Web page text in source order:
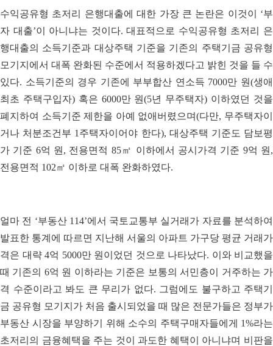
수익공유형 초저리 은행대출에 대한 가장 큰 논란은 이것이 ‘부
자 대출’이 아니냐는 것이다. 대표적으로 수익공유형 초저리 은
행대출의 소득기준과 대상주택 기준을 기존의 주택기금 공유형
모기지에서 대폭 완화된 수준에서 적용하겠다고 밝힌 것을 들 수
있다. 소득기준의 경우 기존에 부부합산 연소득 7000만 원(생애
최초 주택구입자) 혹은 6000만 원(5년 무주택자) 이하였던 것을
폐지하여 소득기준 제한을 아예 없애버렸으며(다만, 무주택자이
거나 처분조건부 1주택자이어야 한다), 대상주택 기준도 담보평
가 기준 6억 원, 전용면적 85㎡ 이하에서 공시가격 기준 9억 원,
전용면적 102㎡ 이하로 대폭 완화하였다.
얼마 전 ‘부동산 114’에서 국토교통부 실거래가 자료를 분석하여
발표한 통계에 따르면 지난해 서울의 아파트 가구당 평균 거래가
격은 대략 4억 5000만 원이었던 것으로 나타났다. 이와 비교했을
때 기존의 6억 원 이하라는 기준은 보통의 서민층이 거주하는 가
격 수준이라고 봐도 큰 무리가 없다. 그럼에도 불구하고 주택기
금 공유형 모기지가 처음 출시되었을 때 많은 전문가들은 정부가
부동산 시장을 부양하기 위해 소수의 주택구매자들에게 1%라는
초저리의 금융혜택을 주는 것이 과도한 혜택이 아니냐며 비판을